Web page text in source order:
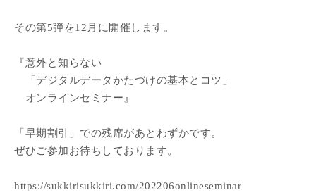
その第5弾を12月に開催します。
『意外と知らない
「デジタルデータかたづけの基本とコツ」
オンラインセミナー』
「早期割引」での残席があとわずかです。
ぜひご参加お待ちしております。
https://sukkirisukkiri.com/202206onlineseminar